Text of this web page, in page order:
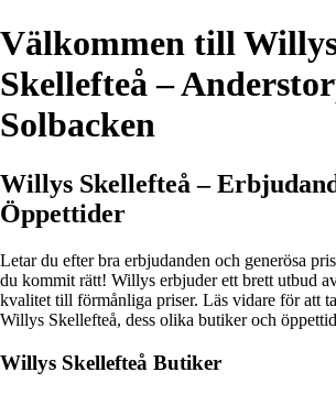
Välkommen till
Skellefteå –
Solbacken
Willys Skellefteå –
Öppettider
Letar du efter bra erbjudanden och generösa
du kommit rätt! Willys erbjuder ett brett utbud
kvalitet till förmånliga priser. Läs vidare för att
Willys Skellefteå, dess olika butiker och
Willys Skellefteå Butiker